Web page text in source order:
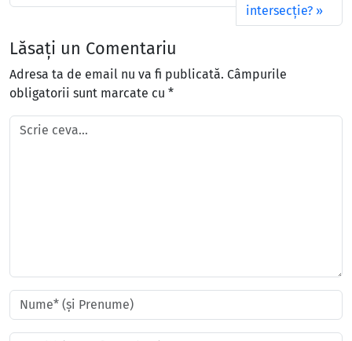
intersecţie?
Lăsați un Comentariu
Adresa ta de email nu va fi publicată. Câmpurile
obligatorii sunt marcate cu *